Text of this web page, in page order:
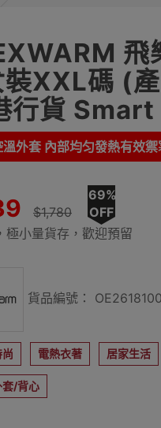
飛
XXL碼 (
行貨
溫外套 內部均匀發熱有效禦
$1,780
69%
OFF
極小量貨存，歡迎預留
貨品編號：
電熱衣著 居家生活
套/背心